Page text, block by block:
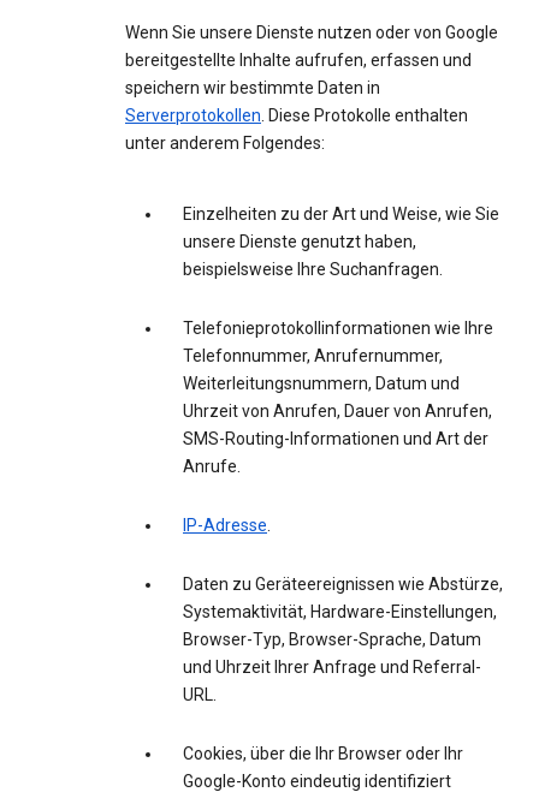
Wenn Sie unsere Dienste nutzen oder von Google
bereitgestellte Inhalte aufrufen, erfassen und
speichern wir bestimmte Daten in
Serverprotokollen. Diese Protokolle enthalten
unter anderem Folgendes:
Einzelheiten zu der Art und Weise, wie Sie
unsere Dienste genutzt haben,
beispielsweise Ihre Suchanfragen.
Telefonieprotokollinformationen wie Ihre
Telefonnummer, Anrufernummer,
Weiterleitungsnummern, Datum und
Uhrzeit von Anrufen, Dauer von Anrufen,
SMS-Routing-Informationen und Art der
Anrufe.
IP-Adresse.
Daten zu Geräteereignissen wie Abstürze,
Systemaktivität, Hardware-Einstellungen,
Browser-Typ, Browser-Sprache, Datum
und Uhrzeit Ihrer Anfrage und Referral-
URL.
Cookies, über die Ihr Browser oder Ihr
Google-Konto eindeutig identifiziert